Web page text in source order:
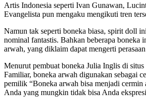
Artis Indonesia seperti Ivan Gunawan,
Evangelista pun mengaku mengikuti tren
Namun tak seperti boneka biasa, spirit doll
nominal fantastis. Bahkan beberapa boneka
arwah, yang diklaim dapat mengerti
Menurut pembuat boneka Julia Inglis di
Familiar, boneka arwah digunakan sebagai
pemilik “Boneka arwah bisa menjadi cermin
Anda yang mungkin tidak bisa Anda